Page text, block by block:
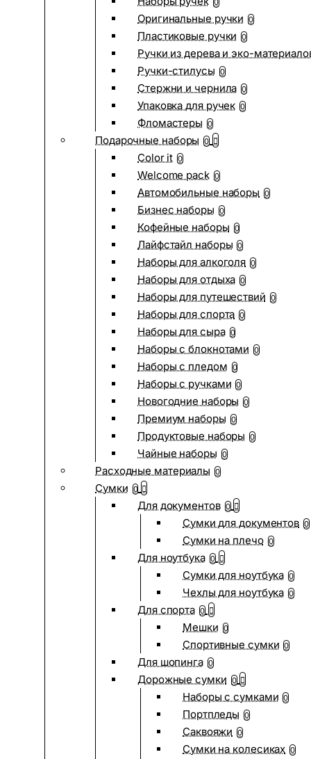
0
Оригинальные ручки 0
Пластиковые ручки 0
Ручки из дерева и эко-
Ручки-стилусы 0
Стержни и чернила 0
Упаковка для ручек 0
Фломастеры 0
Подарочные наборы 0
Color it 0
Welcome pack 0
Автомобильные наборы 0
Бизнес наборы 0
Кофейные наборы 0
Лайфстайл наборы 0
Наборы для алкоголя 0
Наборы для отдыха 0
Наборы для путешествий 0
Наборы для спорта 0
Наборы для сыра 0
Наборы с блокнотами 0
Наборы с пледом 0
Наборы с ручками 0
Новогодние наборы 0
Премиум наборы 0
Продуктовые наборы 0
Чайные наборы 0
Расходные материалы 0
Сумки 0
Для документов 0
Сумки для документов 0
Сумки на плечо 0
Для ноутбука 0
Сумки для ноутбука 0
Чехлы для ноутбука 0
Для спорта 0
Мешки 0
Спортивные сумки 0
Для шопинга 0
Дорожные сумки 0
Наборы с сумками 0
Портпледы 0
Саквояжи 0
Сумки на колесиках 0